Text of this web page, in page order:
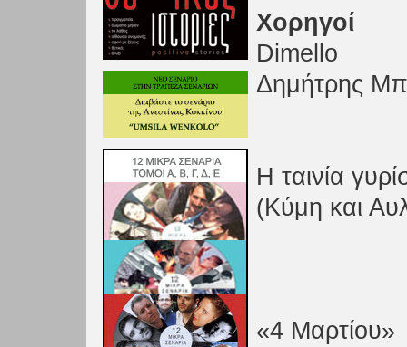
Χορηγοί
Dimello
Δημήτρης
Η ταινία
(Κύμη και
«4 Μαρτίου»